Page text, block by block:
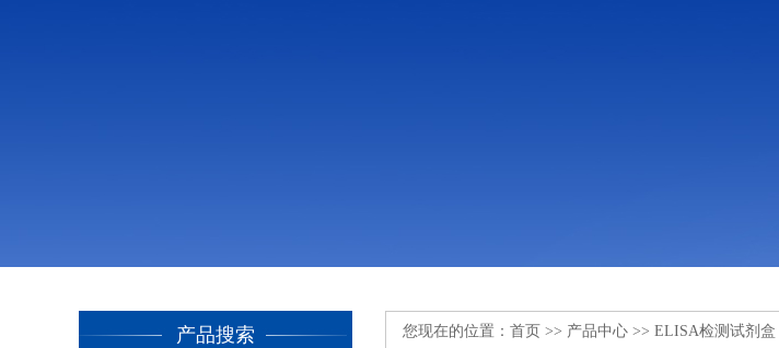
产品搜索 您现在的位置： 首页 >> 产品中心 >> ELISA检测试剂盒